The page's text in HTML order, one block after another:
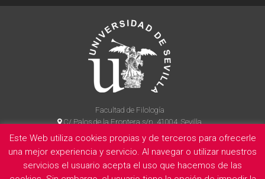
Facultad de Filología
C/ Palos de la Frontera s/n, 41004, Sevilla
954 55 14 90
Este Web utiliza cookies propias y de terceros para ofrecerle
una mejor experiencia y servicio. Al navegar o utilizar nuestros
servicios el usuario acepta el uso que hacemos de las